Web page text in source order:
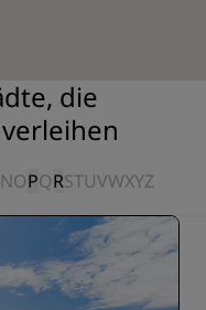
die
NOPQRSTUVWXYZ